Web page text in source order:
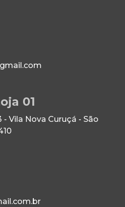
01
Vila Nova Curuçá - São